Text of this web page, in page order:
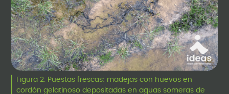
Figura 2. Puestas frescas: madejas con huevos en
cordón gelatinoso depositadas en aguas someras de